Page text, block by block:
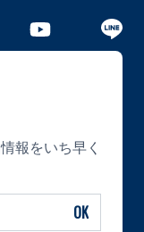
報をいち早く
OK